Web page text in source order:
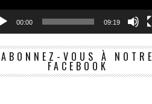
00:00 09:19
ABONNEZ-VOUS À NOTRE
FACEBOOK